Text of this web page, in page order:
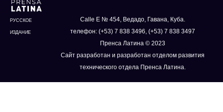
РУССКОЕ
ИЗДАНИЕ
Calle E № 454, Ведадо, Гавана, Куба.
телефон: (+53) 7 838 3496, (+53) 7 838 3497
Пренса Латина © 2023
Сайт разработан и разработан отделом развития
технического отдела Пренса Латина.